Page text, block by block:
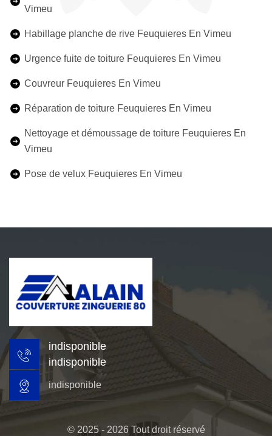
Vimeu
Habillage planche de rive Feuquieres En Vimeu
Urgence fuite de toiture Feuquieres En Vimeu
Couvreur Feuquieres En Vimeu
Réparation de toiture Feuquieres En Vimeu
Nettoyage et démoussage de toiture Feuquieres En
Vimeu
Pose de velux Feuquieres En Vimeu
indisponible
indisponible
indisponible
© 2025 - 2026 Tout droit réservé